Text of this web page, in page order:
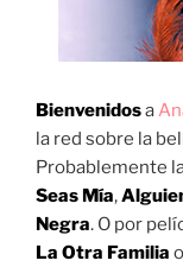
Bienvenidosa
la red sobre la
Probablemente
Seas Mía,
Negra. O por
La Otra Familia